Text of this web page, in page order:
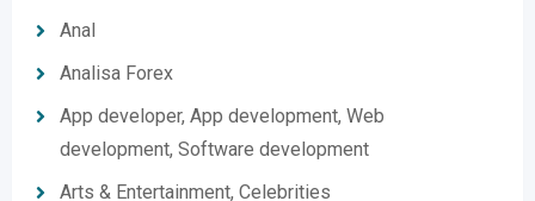
Anal
Analisa Forex
App developer, App development, Web
development, Software development
Arts & Entertainment, Celebrities